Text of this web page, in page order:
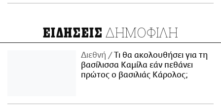
ΕΙΔΗΣΕΙΣ ΔΗΜΟΦΙΛΗ
Διεθνή
Τι θα ακολουθήσει για τη
βασίλισσα Καμίλα εάν πεθάνει
πρώτος ο βασιλιάς Κάρολος;